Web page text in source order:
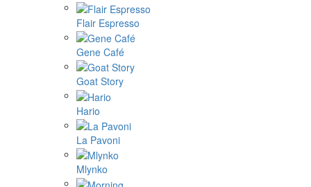
Flair Espresso
Gene Café
Goat Story
Hario
La Pavoni
Mlynko